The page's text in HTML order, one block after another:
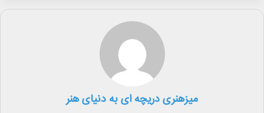
مجموعه‌های سینمایی کشور، ظرفیت بسیار خوبی را دارا است و این
کیفیت ما را قانع کرد جشنواره را به صورت متمرکز در این محل برگزار
کنیم. نمایش فیلم‌ها برای مخاطبان و همچنین داوران، کارگاه‌های
آموزشی و دارالفنون همگی در هنرشهر آفتاب انجام می‌شود.
او ادامه داد: استفاده از فضای فرهنگی این مجموعه می‌تواند برای
مناسب است تا هم بازار فیلم جهانی متفاوت و خوبی برپا شود و هم
میزهنری دریچه ای به دنیای هنر